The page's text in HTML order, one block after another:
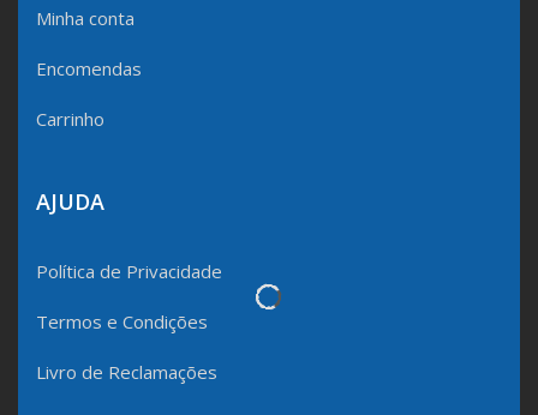
Minha conta
Encomendas
Carrinho
AJUDA
Política de Privacidade
Termos e Condições
Livro de Reclamações